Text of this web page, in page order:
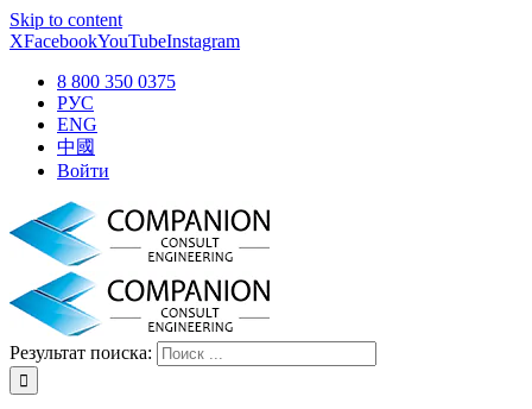
Skip to content
XFacebookYouTubeInstagram
8 800 350 0375
РУС
ENG
中國
Войти
Результат поиска: